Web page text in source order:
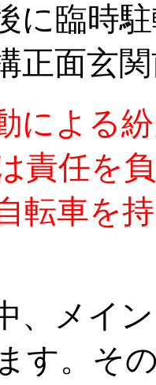
に臨時
正面玄
による
責任を
転車を
、メイ
す。そ